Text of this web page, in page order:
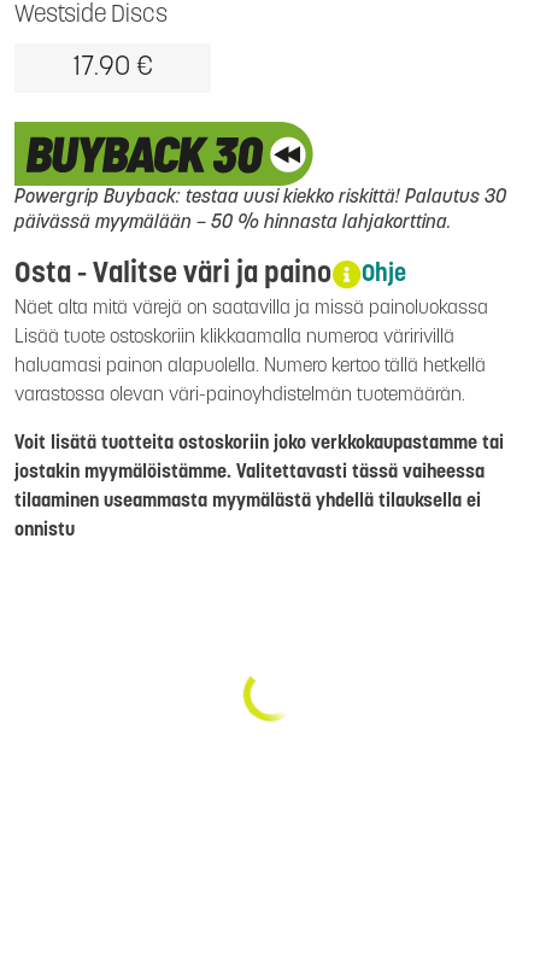
Westside Discs
17.90 €
Powergrip Buyback: testaa uusi kiekko riskittä! Palautus 30
päivässä myymälään – 50 % hinnasta lahjakorttina.
Osta - Valitse väri ja paino Ohje
Näet alta mitä värejä on saatavilla ja missä painoluokassa
Lisää tuote ostoskoriin klikkaamalla numeroa väririvillä
haluamasi painon alapuolella. Numero kertoo tällä hetkellä
varastossa olevan väri-painoyhdistelmän tuotemäärän.
Voit lisätä tuotteita ostoskoriin joko verkkokaupastamme tai
jostakin myymälöistämme. Valitettavasti tässä vaiheessa
tilaaminen useammasta myymälästä yhdellä tilauksella ei
onnistu